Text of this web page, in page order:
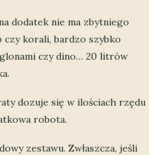
dodatek nie ma zbytniego
korali, bardzo szybko
czy dino… 20 litrów
dozuje się w ilościach rzędu
robota.
zestawu. Zwłaszcza, jeśli